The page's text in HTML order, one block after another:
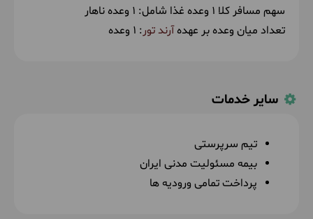
سهم مسافر کلا 1 وعده غذا شامل:
1 وعده ناهار
تعداد میان وعده بر عهدهآرند تور: 1 وعده
سایر خدمات
تیم سرپرستی
بیمه مسئولیت مدنی ایران
پرداخت تمامی ورودیه ها